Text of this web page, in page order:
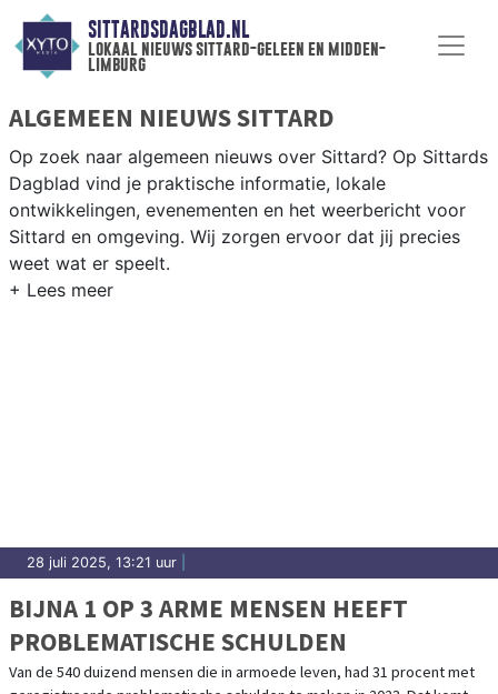
SITTARDSDAGBLAD.NL
lokaal nieuws sittard-geleen en midden-
limburg
ALGEMEEN NIEUWS SITTARD
Op zoek naar algemeen nieuws over Sittard? Op Sittards
Dagblad vind je praktische informatie, lokale
ontwikkelingen, evenementen en het weerbericht voor
Sittard en omgeving. Wij zorgen ervoor dat jij precies
weet wat er speelt.
28 juli 2025, 13:21 uur
BIJNA 1 OP 3 ARME MENSEN HEEFT
PROBLEMATISCHE SCHULDEN
Van de 540 duizend mensen die in armoede leven, had 31 procent met